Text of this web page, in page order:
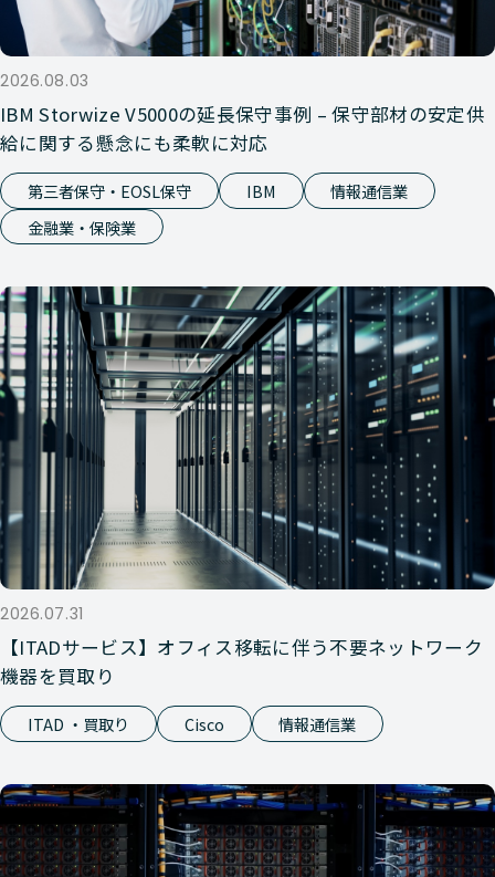
2026.08.03
IBM Storwize V5000の延長保守事例 – 保守部材の安定供
給に関する懸念にも柔軟に対応
第三者保守・EOSL保守 IBM
情報通信業
金融業・保険業
2026.07.31
【ITADサービス】オフィス移転に伴う不要ネットワーク
機器を買取り
ITAD ・買取り Cisco 情報通信業